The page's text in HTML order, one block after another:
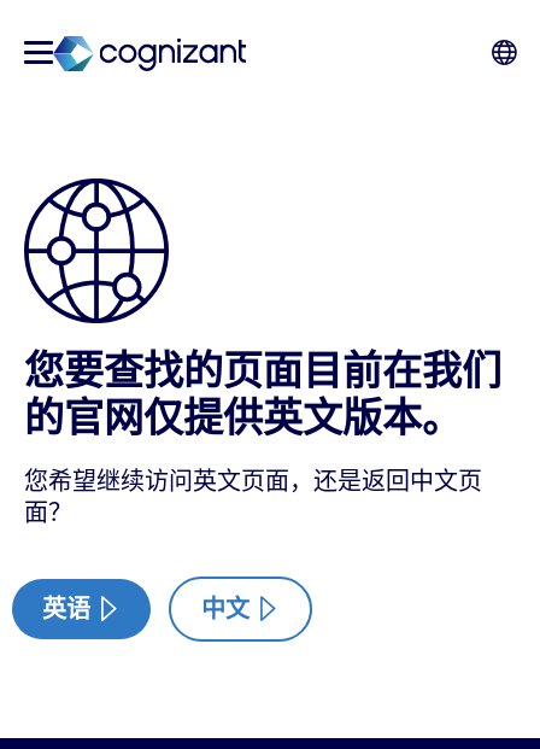
您要查找的页面目前在我们
的官网仅提供英文版本。
您希望继续访问英文页面，还是返回中文页
面？
英语 中文